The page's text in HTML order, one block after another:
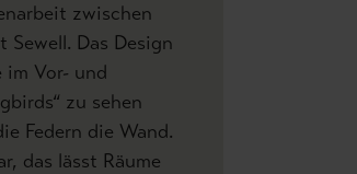
zwischen
Das Design
im Vor- und
zu sehen
Federn die Wand.
das lässt Räume